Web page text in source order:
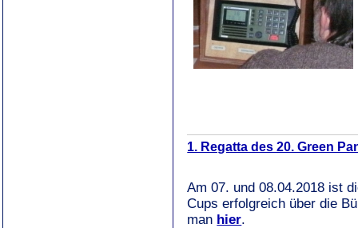
1. Regatta des 20. Green
Am 07. und 08.04.2018 ist
Cups erfolgreich über die
man hier.